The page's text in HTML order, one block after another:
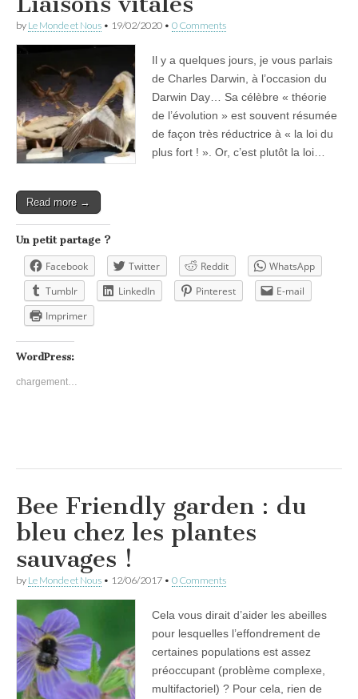
by Le Monde et Nous • 19/02/2020 • 0 Comments
Il y a quelques jours, je vous parlais
de Charles Darwin, à l’occasion du
Darwin Day… Sa célèbre « théorie
de l’évolution » est souvent résumée
de façon très réductrice à « la loi du
plus fort ! ». Or, c’est plutôt la loi…
Read more →
Un petit partage ?
Facebook Twitter Reddit
WhatsApp
Tumblr
LinkedIn Pinterest
E-mail
Imprimer
WordPress:
chargement…
Bee Friendly garden : du
bleu chez les plantes
sauvages !
by Le Monde et Nous • 12/06/2017 • 0 Comments
Cela vous dirait d’aider les abeilles
pour lesquelles l’effondrement de
certaines populations est assez
préoccupant (problème complexe,
multifactoriel) ? Pour cela, rien de